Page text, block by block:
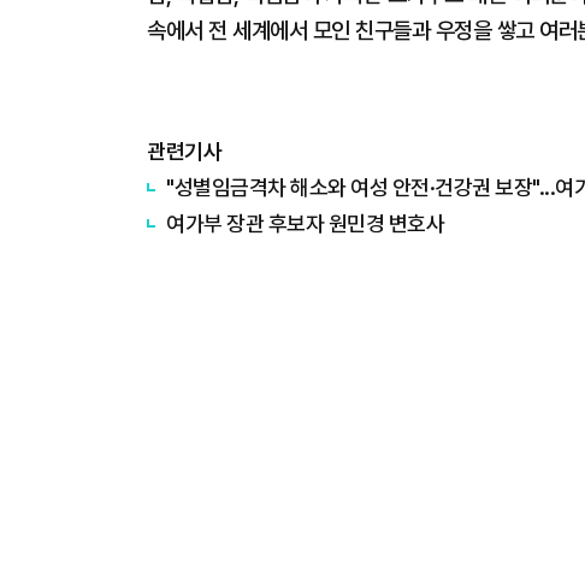
속에서 전 세계에서 모인 친구들과 우정을 쌓고 여
관련기사
"성별임금격차 해소와 여성 안전·건강권 보장"...여
여가부 장관 후보자 원민경 변호사